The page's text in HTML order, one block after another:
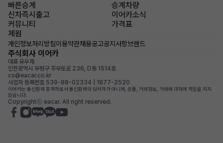
빠른승계
승계차량
신차즉시출고
이어카소식
커뮤니티
가격표
제원
개인정보처리방침이용약관채용공고공지사항브랜드
주식회사 이어카
대표 유우재
인천광역시 부평구 주부토로 236, D동 1514호
cs@eacar.co.kr
사업자 등록번호 539-88-02334 | 1877-2520
이어카는 통신판매 중개자로서 통신판매의 당사자가 아니며, 상품, 거래정보, 거래에 대하여 책임을 지지
않습니다.
Copyrightⓒ eacar. All right reserved.